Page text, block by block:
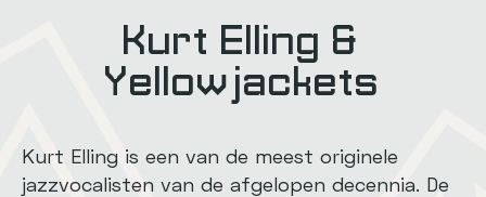
Kurt Elling &
Yellowjackets
Kurt Elling is een van de meest originele
jazzvocalisten van de afgelopen decennia. De